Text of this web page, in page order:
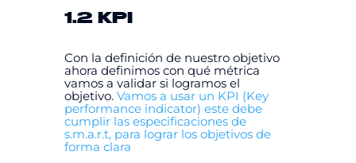
1.2 KPI
Con la definición de nuestro objetivo
ahora definimos con qué métrica
vamos a validar si logramos el
objetivo. Vamos a usar un KPI (Key
performance indicator) este debe
cumplir las especificaciones de
s.m.a.r.t, para lograr los objetivos de
forma clara